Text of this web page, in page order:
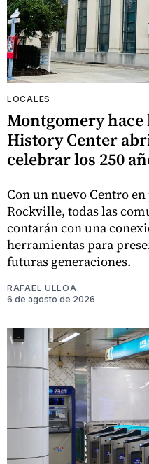
LOCALES
Montgomery
History Center
celebrar los 250
Con un nuevo Centro
Rockville, todas las
contarán con una
herramientas para
futuras generaciones.
RAFAEL ULLOA
6 de agosto de 2026